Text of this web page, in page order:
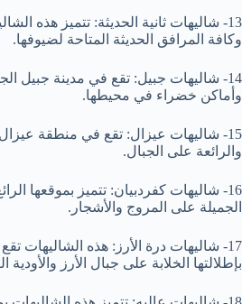
13- شاليهات ثانية الحديثة: تتميز هذه
وكافة المرافق الحديثة المتاحة لضيوفها.
14- شاليهات جبيل: تقع في مدينة جبيل
وأماكن خضراء في محيطها.
15- شاليهات عيزال: تقع في منطقة عيزال
والرائعة على الجبال.
16- شاليهات كفردبيان: تتميز بموقعها
الجميلة على المروج والأشجار.
17- شاليهات درة الأرز: هذه الشاليهات
بإطلالتها الخلابة على جبال الأرز